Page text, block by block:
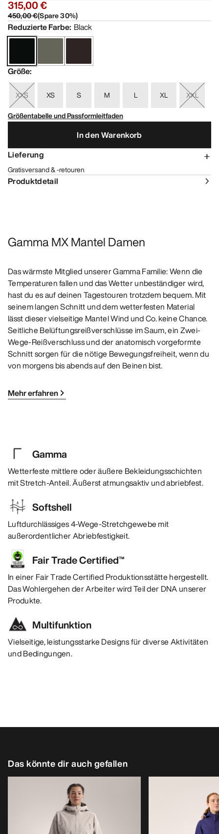
315,00 €
450,00 €(Spare30%)
Reduzierte Farbe: Black
Größe:
XXS XS S M L XL
XXL
Größentabelle und Passformleitfaden
In den Warenkorb
Lieferung
Gratisversand & -retouren
Produktdetail
Gamma MX Mantel Damen
Das wärmste Mitglied unserer Gamma Familie: Wenn die
Temperaturen fallen und das Wetter unbeständiger wird,
hast du es auf deinen Tagestouren trotzdem bequem. Mit
seinem langen Schnitt und dem wetterfesten Material
lässt dieser vielseitige Mantel Wind und Co. keine Chance.
Seitliche Belüftungsreißverschlüsse im Saum, ein Zwei-
Wege-Reißverschluss und der anatomisch vorgeformte
Schnitt sorgen für die nötige Bewegungsfreiheit, wenn du
von morgens bis abends auf den Beinen bist.
Mehr erfahren
Gamma
Wetterfeste mittlere oder äußere Bekleidungsschichten
mit Stretch-Anteil. Äußerst atmungsaktiv und abriebfest.
Softshell
Luftdurchlässiges 4-Wege-Stretchgewebe mit
außerordentlicher Abriebfestigkeit.
Fair Trade Certified™
In einer Fair Trade Certified Produktionsstätte hergestellt.
Das Wohlergehen der Arbeiter wird Teil der DNA unserer
Produkte.
Multifunktion
Vielseitige, leistungsstarke Designs für diverse Aktivitäten
und Bedingungen.
Das könnte dir auch gefallen